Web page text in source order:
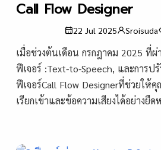
Call Flow Designer
22 Jul 2025 Sroisuda
เมื่อช่วงต้นเดือน กรกฎาคม 2025 ที่ผ่
ฟีเจอร์ :Text-to-Speech, และการป
ฟีเจอร์Call Flow Designerที่ช่วยให้
เรียกเข้าและข้อความเสียงได้อย่างยืด